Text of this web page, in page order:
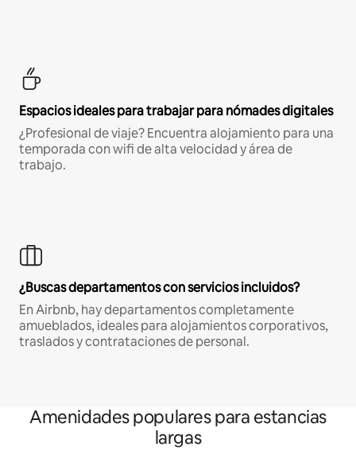
Espacios ideales para trabajar para nómades digitales
¿Profesional de viaje? Encuentra alojamiento para una
temporada con wifi de alta velocidad y área de
trabajo.
¿Buscas departamentos con servicios incluidos?
En Airbnb, hay departamentos completamente
amueblados, ideales para alojamientos corporativos,
traslados y contrataciones de personal.
Amenidades populares para estancias
largas